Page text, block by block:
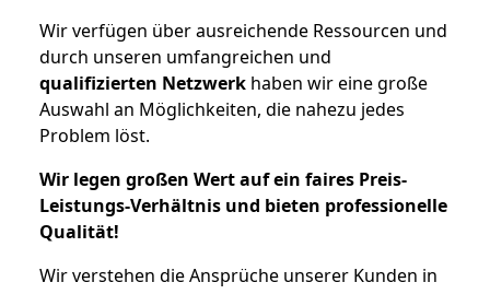
Wir verfügen über ausreichende Ressourcen und
durch unseren umfangreichen und
qualifizierten Netzwerk haben wir eine große
Auswahl an Möglichkeiten, die nahezu jedes
Problem löst.
Wir legen großen Wert auf ein faires Preis-
Leistungs-Verhältnis und bieten professionelle
Qualität!
Wir verstehen die Ansprüche unserer Kunden in